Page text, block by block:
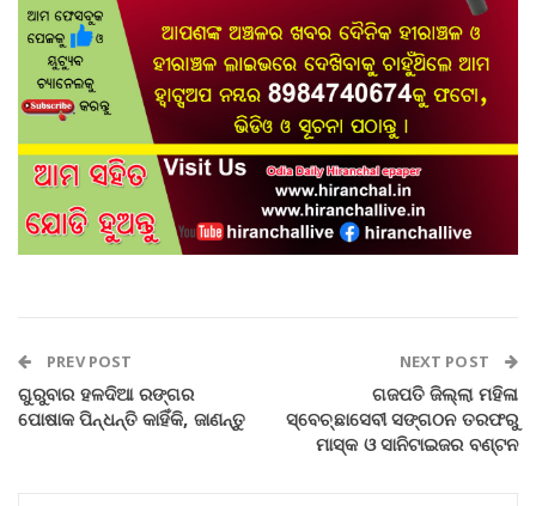
PREV POST
ଗୁରୁବାର ହଳଦିଆ ରଙ୍ଗର
ପୋଷାକ ପିନ୍ଧନ୍ତି କାହିଁକି, ଜାଣନ୍ତୁ
NEXT POST
ଗଜପତି ଜିଲ୍ଲା ମହିଳା
ସ୍ବେଚ୍ଛାସେବୀ ସଙ୍ଗଠନ ତରଫରୁ
ମାସ୍କ ଓ ସାନିଟାଇଜର ବଣ୍ଟନ